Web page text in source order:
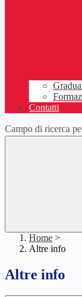
Contatti
Campo di ricerca
Home >
Altre info
Altre info